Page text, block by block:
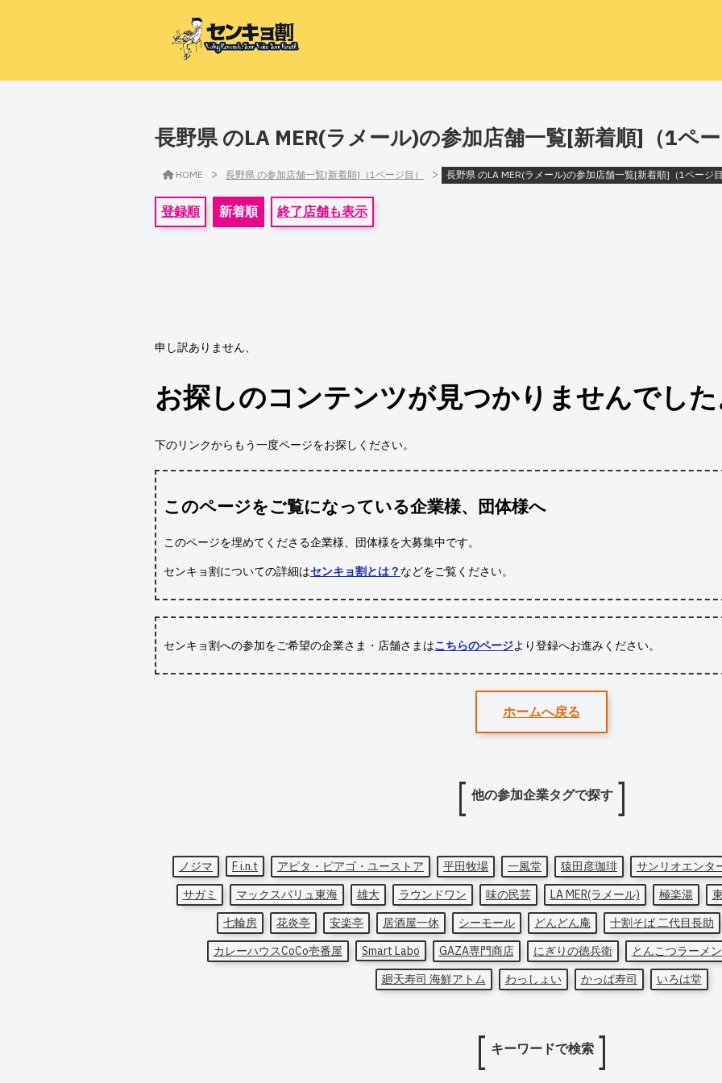
長野県 のLA MER(ラメール)の参加店舗一覧[新着順]（1ペ
HOME > 長野県 の参加店舗一覧[新着順]（1ページ目） > 長野県 のLA MER(ラメール)の参加店舗一覧[新着順]（1ページ
登録順 新着順 終了店舗も表示
申し訳ありません、
お探しのコンテンツが見つかりませんでし
下のリンクからもう一度ページをお探しください。
このページをご覧になっている企業様、団体様へ
このページを埋めてくださる企業様、団体様を大募集中です。
センキョ割についての詳細はセンキョ割とは？ などをご覧ください。
センキョ割への参加をご希望の企業さま・店舗さまはこちらのページより登録へお進みください。
ホームへ戻る
他の参加企業タグで探す
ノジマ F i.n.t アピタ・ピアゴ・ユーストア 平田牧場 一風堂 猿田彦珈琲
サンリオエンタ
サガミ
マックスバリュ東海 雄大 ラウンドワン 味の民芸 LA MER(ラメール) 極楽湯
七輪房
花炎亭 安楽亭 居酒屋一休 シーモール どんどん庵
十割そば 二代目長助
カレーハウスCoCo壱番屋
Smart Labo GAZA専門商店 にぎりの徳兵衛
とんこつラーメ
廻天寿司 海鮮アトム
わっしょい かっぱ寿司 いろは堂
キーワードで検索